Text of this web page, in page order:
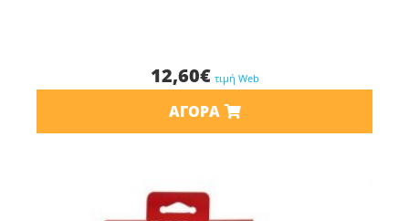
12,60€ τιμή Web
ΑΓΟΡΆ